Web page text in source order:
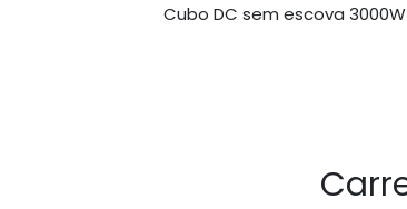
Cubo DC sem escova 3000W